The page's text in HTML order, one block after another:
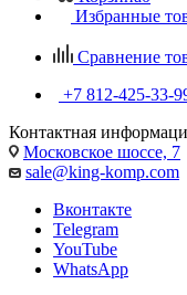
Избранные
Сравнение
+7 812-425-33-
Контактная
Московское шоссе, 7
sale@king-komp.com
Вконтакте
Telegram
YouTube
WhatsApp